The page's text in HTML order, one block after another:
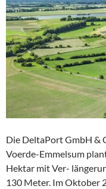
Die DeltaPort GmbH &
Voerde-Emmelsum
Hektar mit Ver-
130 Meter. Im Oktober